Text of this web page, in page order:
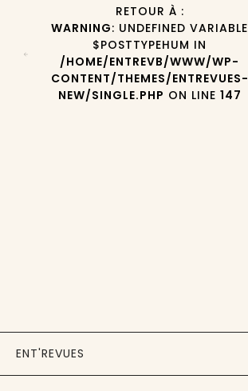
RETOUR À :
WARNING: UNDEFINED VARIABLE
$POSTTYPEHUM IN
/HOME/ENTREVB/WWW/WP-
CONTENT/THEMES/ENTREVUES-
NEW/SINGLE.PHP ON LINE 147
ENT'REVUES